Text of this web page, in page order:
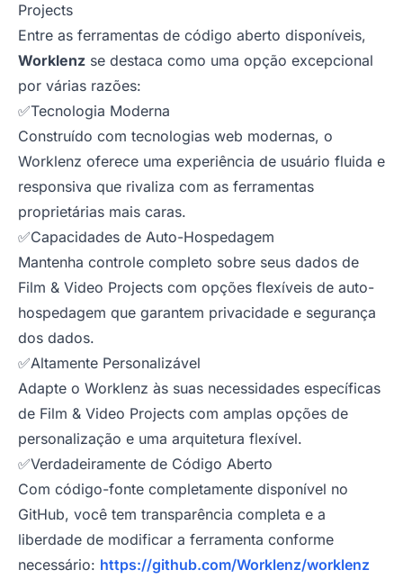
Projects
Entre as ferramentas de código aberto disponíveis,
Worklenz se destaca como uma opção excepcional
por várias razões:
✅Tecnologia Moderna
Construído com tecnologias web modernas, o
Worklenz oferece uma experiência de usuário fluida e
responsiva que rivaliza com as ferramentas
proprietárias mais caras.
✅Capacidades de Auto-Hospedagem
Mantenha controle completo sobre seus dados de
Film & Video Projects com opções flexíveis de auto-
hospedagem que garantem privacidade e segurança
dos dados.
✅Altamente Personalizável
Adapte o Worklenz às suas necessidades específicas
de Film & Video Projects com amplas opções de
personalização e uma arquitetura flexível.
✅Verdadeiramente de Código Aberto
Com código-fonte completamente disponível no
GitHub, você tem transparência completa e a
liberdade de modificar a ferramenta conforme
necessário: https://github.com/Worklenz/worklenz